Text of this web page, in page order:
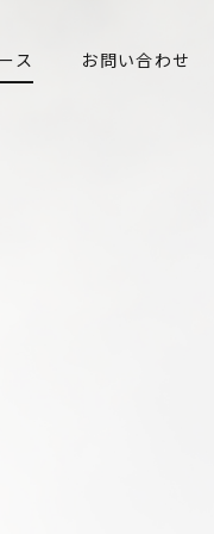
ス お問い合わせ